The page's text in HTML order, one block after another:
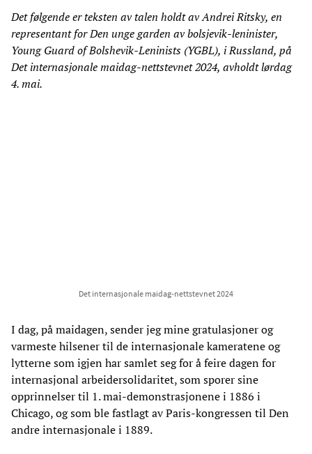
Det følgende er teksten av talen holdt av Andrei Ritsky, en
representant for Den unge garden av bolsjevik-leninister,
Young Guard of Bolshevik-Leninists (YGBL), i Russland, på
Det internasjonale maidag-nettstevnet 2024, avholdt lørdag
4. mai.
Det internasjonale maidag-nettstevnet 2024
I dag, på maidagen, sender jeg mine gratulasjoner og
varmeste hilsener til de internasjonale kameratene og
lytterne som igjen har samlet seg for å feire dagen for
internasjonal arbeidersolidaritet, som sporer sine
opprinnelser til 1. mai-demonstrasjonene i 1886 i
Chicago, og som ble fastlagt av Paris-kongressen til Den
andre internasjonale i 1889.